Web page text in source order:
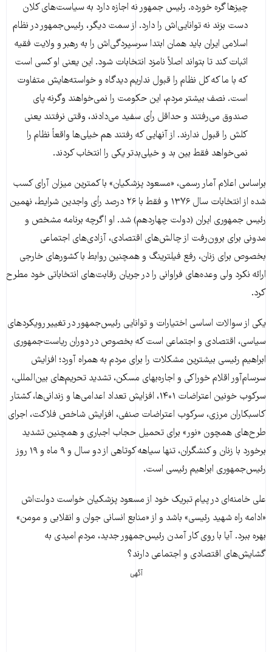
چیزها گره خورده. رئیس جمهور نه اجازه دارد به سیاست‌های کلان
دست بزند نه توانایی‌اش را دارد. از سمت دیگر، رئیس‌جمهور در نظام
اسلامی ایران باید همان ابتدا سرسپردگی‌اش را به رهبر و ولایت فقیه
اثبات کند تا بتواند اصلاً نامزد انتخابات شود. این یعنی او کسی است
که با ما که کل نظام را قبول نداریم دیدگاه و خواسته‌هایش متفاوت
است. نصف بیشتر مردم، این حکومت را نمی‌خواهند وگرنه پای
صندوق می‌رفتند و حداقل رأی سفید می‌دادند، وقتی نرفتند یعنی
کلش را قبول ندارند. از آنهایی که رفتند هم خیلی‌ها واقعاً نظام را
نمی‌خواهد فقط بین بد و خیلی‌بدتر یکی را انتخاب کردند.
براساس اعلام آمار رسمی، «مسعود پزشکیان» با کمترین میزان آرای کسب
شده از انتخابات سال ۱۳۷۶ و فقط با ۲۶ درصد رأی واجدین شرایط، نهمین
رئيس جمهوری ایران (دولت چهاردهم) شد. او اگرچه برنامه‌ مشخص و
مدونی برای برون‌رفت از چالش‌های اقتصادی، آزادی‌های اجتماعی
بخصوص برای زنان، رفع فیلترینگ و همچنین روابط با کشورهای خارجی
ارائه نکرد ولی وعده‌های فراوانی را در جریان رقابت‌‌های انتخاباتی خود مطرح
کرد.
یکی از سوالات اساسی اختیارات و توانایی رئیس‌جمهور در تغییر رویکردهای
سیاسی، اقتصادی و اجتماعی است که بخصوص در دوران ریاست‌جمهوری
ابراهیم رئیسی بیشترین مشکلات را برای مردم به همراه آورد؛ افزایش
سرسام‌آور اقلام خوراکی و اجاره‌بهای مسکن، تشدید تحریم‌های بین‌المللی،
سرکوب خونین اعتراضات ۱۴۰۱، افزایش تعداد اعدامی‌ها و زندانی‌ها، کشتار
کاسبکاران مرزی، سرکوب اعتراضات صنفی، افزایش شاخص فلاکت، اجرای
طرح‌های همچون «نور» برای تحمیل حجاب اجباری و همچنین تشدید
برخورد با زنان و کنشگران، تنها سیاهه کوتاهی از دو سال و ۹ ماه و ۱۹ روز
رئیس‌جمهوری ابراهیم رئیسی است.
علی خامنه‌ای در پیام تبریک خود از مسعود پزشکیان خواست دولت‌اش
«ادامه راه شهید رئیسی» باشد و از «منابع انسانی جوان و انقلابی و مومن»
بهره ببرد. آیا با روی کار آمدن رئیس‌جمهور جدید، مردم امیدی به
گشایش‌های اقتصادی و اجتماعی دارند؟
آگهی